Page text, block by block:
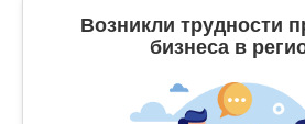
Возникли трудности
бизнеса в